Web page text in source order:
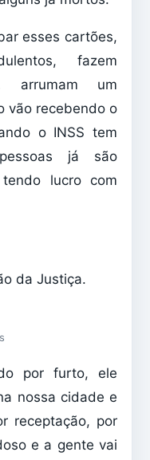
esses cartões,
fazem
arrumam um
vão recebendo o
o INSS tem
já são
lucro com
da Justiça.
por furto, ele
nossa cidade e
receptação, por
e a gente vai